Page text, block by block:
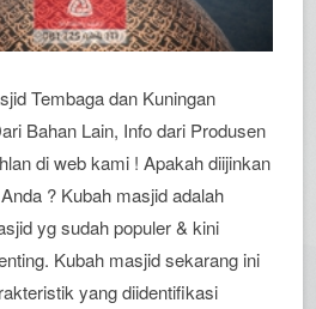
Tembaga dan Kuningan
Bahan Lain, Info dari Produsen
di web kami ! Apakah diijinkan
? Kubah masjid adalah
yg sudah populer & kini
Kubah masjid sekarang ini
yang diidentifikasi